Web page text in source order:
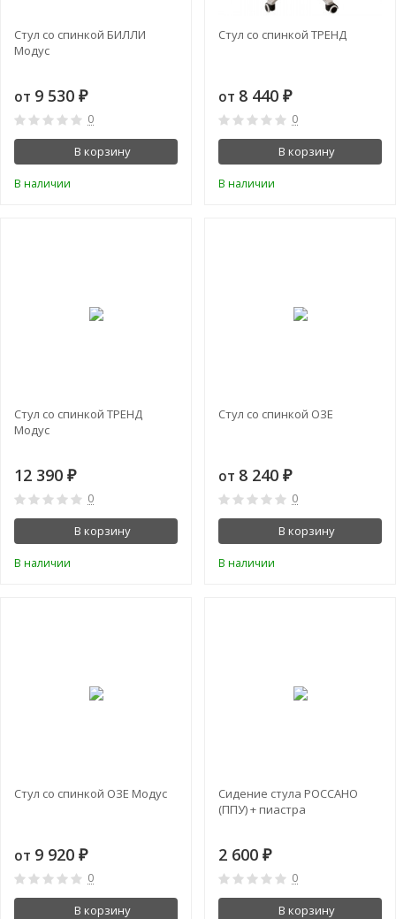
Стул со спинкой БИЛЛИ
Модус
от 9 530 ₽
0
В корзину
В наличии
Стул со спинкой ТРЕНД
от 8 440 ₽
0
В корзину
В наличии
Стул со спинкой ТРЕНД
Модус
12 390 ₽
0
В корзину
В наличии
Стул со спинкой ОЗЕ
от 8 240 ₽
0
В корзину
В наличии
Стул со спинкой ОЗЕ Модус
от 9 920 ₽
0
В корзину
Сидение стула РОССАНО
(ППУ) + пиастра
2 600 ₽
0
В корзину